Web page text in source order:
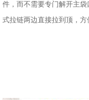
件，而不需要专门解开主
式拉链两边直接拉到顶，方